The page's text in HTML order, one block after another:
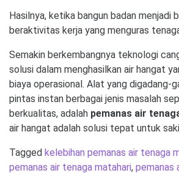
Hasilnya, ketika bangun badan menjadi
beraktivitas kerja yang menguras
Semakin berkembangnya teknologi
solusi dalam menghasilkan air hangat
biaya operasional. Alat yang digadang-
pintas instan berbagai jenis masalah
berkualitas, adalah pemanas air
air hangat adalah solusi tepat untuk
Tagged kelebihan pemanas air tenaga
pemanas air tenaga matahari, pemanas